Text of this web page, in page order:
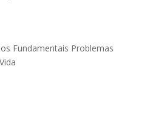
Fundamentais Problemas